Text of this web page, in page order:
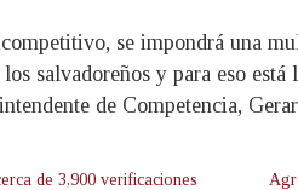
se impondrá una
salvadoreños y para eso
de Competencia,
de 3,900 verificaciones